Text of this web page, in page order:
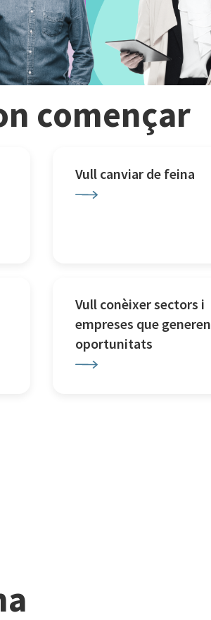
començar
Vull canviar de feina
Vull conèixer sectors i
empreses que generen
oportunitats